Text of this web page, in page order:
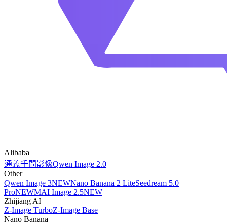
Alibaba
通義千問影像Qwen Image 2.0
Other
Qwen Image 3NEWNano Banana 2 LiteSeedream 5.0
ProNEWMAI Image 2.5NEW
Zhijiang AI
Z-Image TurboZ-Image Base
Nano Banana